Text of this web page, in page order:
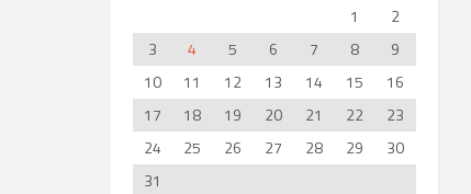
1
2
3
4 5 6 7 8
9
10
11 12 13 14 15
16
17
18 19 20 21 22
23
24
25 26 27 28 29
30
31